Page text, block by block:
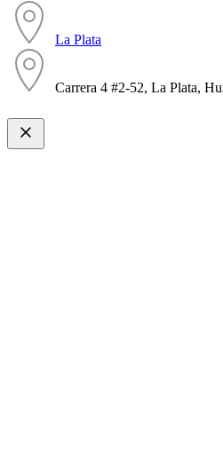
La Plata
Carrera 4 #2-52, La Plata,